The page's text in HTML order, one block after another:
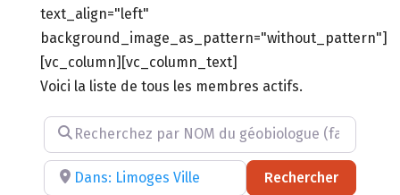
text_align="left"
background_image_as_pattern="without_pattern"]
[vc_column][vc_column_text]
Voici la liste de tous les membres actifs.
Recherchez par NOM du géobiologue (facultatif)
Recherchez par RÉGION, DÉPARTEMENT ou VILLE
Rechercher